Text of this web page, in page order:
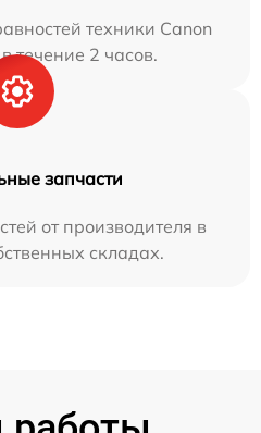
техники Canon
течение 2 часов.
запчасти
от производителя в
складах.